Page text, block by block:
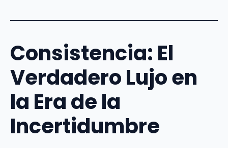
Consistencia: El
Verdadero Lujo en
la Era de la
Incertidumbre